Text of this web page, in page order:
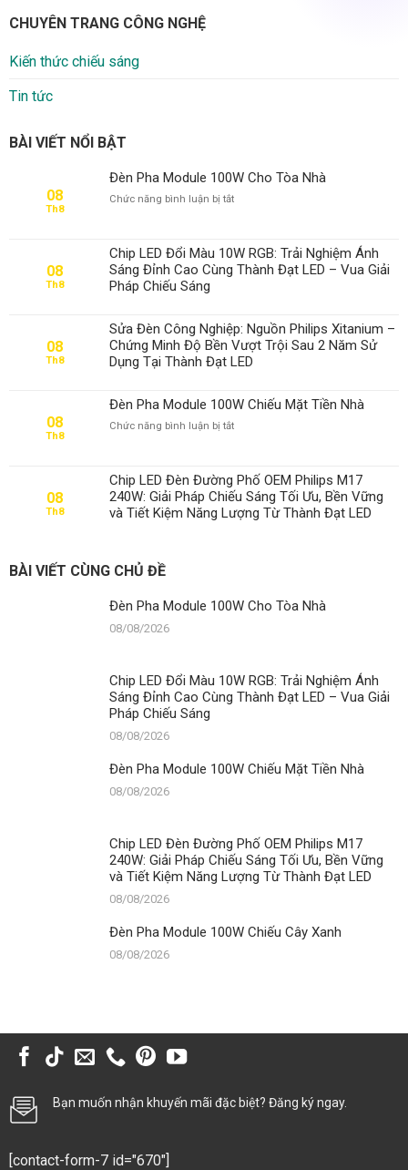
CHUYÊN TRANG CÔNG NGHỆ
Kiến thức chiếu sáng
Tin tức
BÀI VIẾT NỔI BẬT
08
Th8
Đèn Pha Module 100W Cho Tòa Nhà
Chức năng bình luận bị tắtở
100W
Cho
08
Th8
Chip LED Đổi Màu 10W RGB: Trải Nghiệm Ánh
Sáng Đỉnh Cao Cùng Thành Đạt LED – Vua Giải
Pháp Chiếu Sáng
08
Th8
Sửa Đèn Công Nghiệp: Nguồn Philips Xitanium –
Chứng Minh Độ Bền Vượt Trội Sau 2 Năm Sử
Dụng Tại Thành Đạt LED
08
Th8
Đèn Pha Module 100W Chiếu Mặt Tiền Nhà
Chức năng bình luận bị tắtở
Module
100W
Chiếu
Mặt
08
Th8
Chip LED Đèn Đường Phố OEM Philips M17
240W: Giải Pháp Chiếu Sáng Tối Ưu, Bền Vững
và Tiết Kiệm Năng Lượng Từ Thành Đạt LED
BÀI VIẾT CÙNG CHỦ ĐỀ
Đèn Pha Module 100W Cho Tòa Nhà
08/08/2026
Chip LED Đổi Màu 10W RGB: Trải Nghiệm Ánh
Sáng Đỉnh Cao Cùng Thành Đạt LED – Vua Giải
Pháp Chiếu Sáng
08/08/2026
Đèn Pha Module 100W Chiếu Mặt Tiền Nhà
08/08/2026
Chip LED Đèn Đường Phố OEM Philips M17
240W: Giải Pháp Chiếu Sáng Tối Ưu, Bền Vững
và Tiết Kiệm Năng Lượng Từ Thành Đạt LED
08/08/2026
Đèn Pha Module 100W Chiếu Cây Xanh
08/08/2026
Bạn muốn nhận khuyến mãi đặc biệt? Đăng ký ngay.
[contact-form-7 id="670"]